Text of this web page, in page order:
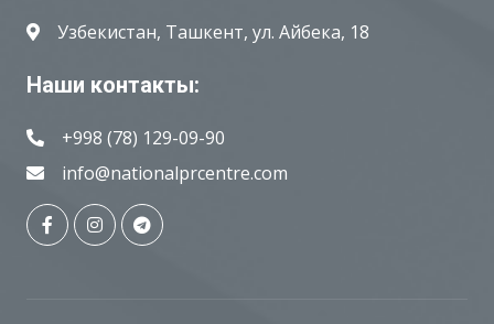
Узбекистан, Ташкент, ул. Айбека, 18
Наши контакты:
+998 (78) 129-09-90
info@nationalprcentre.com